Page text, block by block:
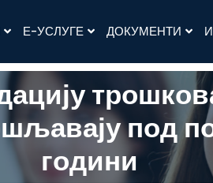
Е-УСЛУГЕ ДОКУМЕНТИ
под
години